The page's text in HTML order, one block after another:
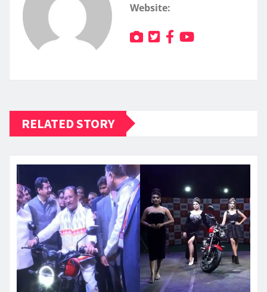
Website:
RELATED STORY